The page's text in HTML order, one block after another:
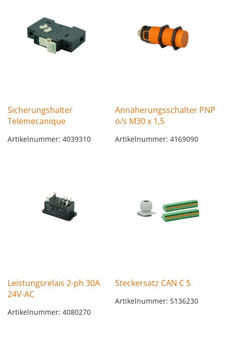
Sicherungshalter
Telemecanique
Artikelnummer: 4039310
Annäherungsschalter PNP
ö/s M30 x 1,5
Artikelnummer: 4169090
Leistungsrelais 2-ph 30A
24V-AC
Artikelnummer: 4080270
Steckersatz CAN C S
Artikelnummer: 5136230